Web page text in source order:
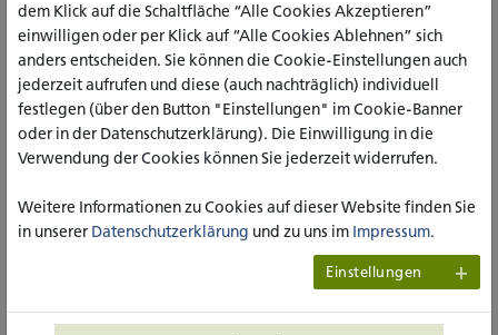
dem Klick auf die Schaltfläche “Alle Cookies Akzeptieren”
einwilligen oder per Klick auf “Alle Cookies Ablehnen” sich
anders entscheiden. Sie können die Cookie-Einstellungen auch
jederzeit aufrufen und diese (auch nachträglich) individuell
festlegen (über den Button "Einstellungen" im Cookie-Banner
oder in der Datenschutzerklärung). Die Einwilligung in die
Verwendung der Cookies können Sie jederzeit widerrufen.
Weitere Informationen zu Cookies auf dieser Website finden Sie
in unserer Datenschutzerklärung und zu uns im Impressum.
Einstellungen